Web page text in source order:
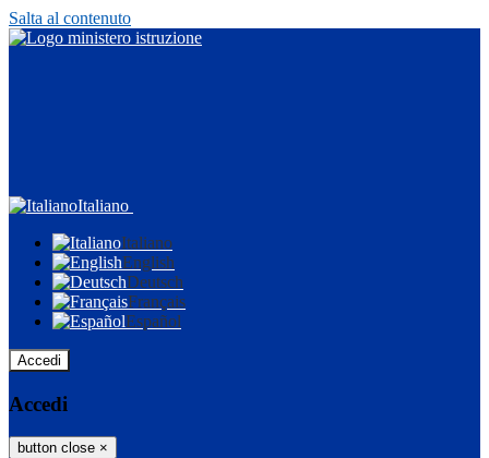
Salta al contenuto
Italiano
Italiano
English
Deutsch
Français
Español
Accedi
Accedi
button close ×